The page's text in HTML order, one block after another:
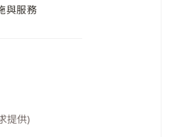
與服務
提供)